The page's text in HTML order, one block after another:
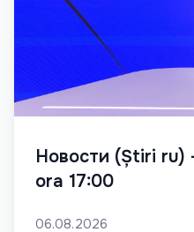
Новости (Știri ru)
ora 17:00
06.08.2026